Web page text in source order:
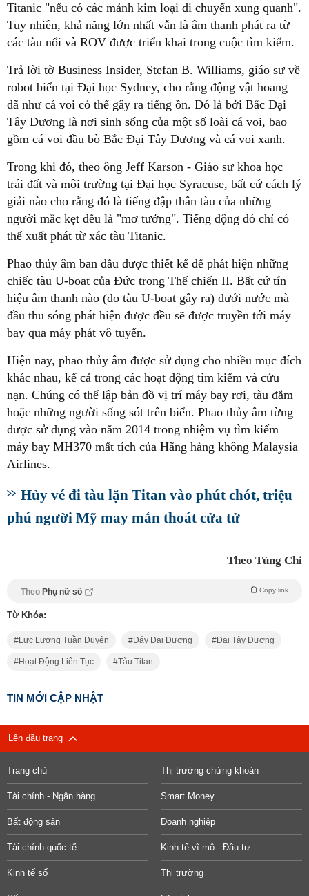
Titanic "nếu có các mảnh kim loại di chuyển xung quanh".
Tuy nhiên, khả năng lớn nhất vẫn là âm thanh phát ra từ
các tàu nổi và ROV được triển khai trong cuộc tìm kiếm.
Trả lời tờ Business Insider, Stefan B. Williams, giáo sư về
robot biển tại Đại học Sydney, cho rằng động vật hoang
dã như cá voi có thể gây ra tiếng ồn. Đó là bởi Bắc Đại
Tây Dương là nơi sinh sống của một số loài cá voi, bao
gồm cá voi đầu bò Bắc Đại Tây Dương và cá voi xanh.
Trong khi đó, theo ông Jeff Karson - Giáo sư khoa học
trái đất và môi trường tại Đại học Syracuse, bất cứ cách lý
giải nào cho rằng đó là tiếng đập thân tàu của những
người mắc kẹt đều là "mơ tưởng". Tiếng động đó chỉ có
thể xuất phát từ xác tàu Titanic.
Phao thủy âm ban đầu được thiết kế để phát hiện những
chiếc tàu U-boat của Đức trong Thế chiến II. Bất cứ tín
hiệu âm thanh nào (do tàu U-boat gây ra) dưới nước mà
đầu thu sóng phát hiện được đều sẽ được truyền tới máy
bay qua máy phát vô tuyến.
Hiện nay, phao thủy âm được sử dụng cho nhiều mục đích
khác nhau, kể cả trong các hoạt động tìm kiếm và cứu
nạn. Chúng có thể lập bản đồ vị trí máy bay rơi, tàu đắm
hoặc những người sống sót trên biển. Phao thủy âm từng
được sử dụng vào năm 2014 trong nhiệm vụ tìm kiếm
máy bay MH370 mất tích của Hãng hàng không Malaysia
Airlines.
Hủy vé đi tàu lặn Titan vào phút chót, triệu
phú người Mỹ may mắn thoát cửa tử
Theo Tùng Chi
Theo Phụ nữ số Copy link
Từ Khóa:
Lực Lượng Tuần Duyên Đáy Đại Dương Đại Tây Dương
Hoạt Động Liên Tục Tàu Titan
TIN MỚI CẬP NHẬT
Lên đầu trang
Trang chủ Thị trường chứng khoán
Tài chính - Ngân hàng Smart Money
Bất động sản Doanh nghiệp
Tài chính quốc tế Kinh tế vĩ mô - Đầu tư
Kinh tế số Thị trường